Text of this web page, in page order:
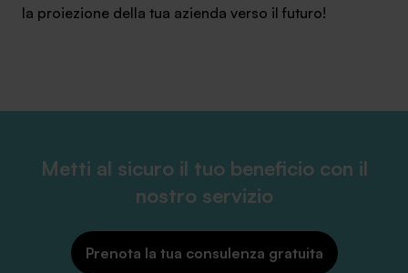
la proiezione della tua azienda verso il futuro!
Metti al sicuro il tuo beneficio con il
nostro servizio
Prenota la tua consulenza gratuita